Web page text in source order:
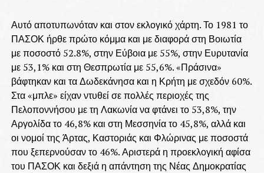
Αυτό αποτυπωνόταν και στον εκλογικό χάρτη. Το 1981 το
ΠΑΣΟΚ ήρθε πρώτο κόμμα και με διαφορά στη Βοιωτία
με ποσοστό 52.8%, στην Εύβοια με 55%, στην Ευρυτανία
με 53,1% και στη Θεσπρωτία με 55,6%. «Πράσινα»
βάφτηκαν και τα Δωδεκάνησα και η Κρήτη με σχεδόν 60%.
Στα «μπλε» είχαν ντυθεί σε πολλές περιοχές της
Πελοποννήσου με τη Λακωνία να φτάνει το 53,8%, την
Αργολίδα το 46,8% και στη Μεσσηνία το 45,8%, αλλά και
οι νομοί της Άρτας, Καστοριάς και Φλώρινας με ποσοστά
που ξεπερνούσαν το 46%. Αριστερά η προεκλογική αφίσα
του ΠΑΣΟΚ και δεξιά η απάντηση της Νέας Δημοκρατίας